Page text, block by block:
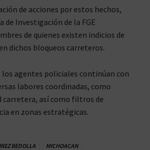
de acciones por estos hechos,
de Investigación de la FGE
de quienes existen indicios de
dichos bloqueos carreteros.
agentes policiales continúan con
labores coordinadas, como
carretera, así como filtros de
en zonas estratégicas.
BEDOLLA
MICHOACAN